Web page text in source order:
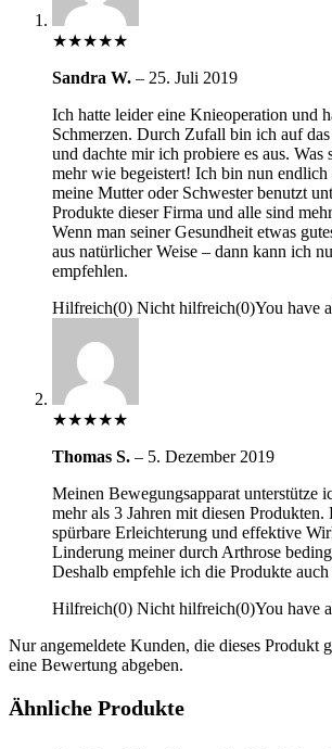
★★★★★
Sandra W. – 25. Juli 2019
Ich hatte leider eine Knieoperation und
Schmerzen. Durch Zufall bin ich auf
und dachte mir ich probiere es aus. Was
mehr wie begeistert! Ich bin nun
meine Mutter oder Schwester benutzt
Produkte dieser Firma und alle sind
Wenn man seiner Gesundheit etwas
aus natürlicher Weise – dann kann ich
empfehlen.
Hilfreich(0) Nicht hilfreich(0)You have
★★★★★
Thomas S. – 5. Dezember 2019
Meinen Bewegungsapparat unterstütze
mehr als 3 Jahren mit diesen
spürbare Erleichterung und effektive
Linderung meiner durch Arthrose
Deshalb empfehle ich die Produkte
Hilfreich(0) Nicht hilfreich(0)You have
Nur angemeldete Kunden, die dieses Produkt
eine Bewertung abgeben.
Ähnliche Produkte